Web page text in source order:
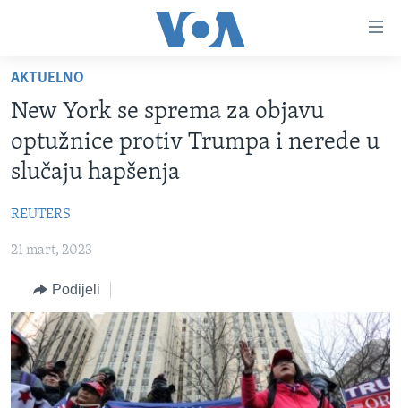
glavni
sadržaj
na
glavnu
Idi
na
TV PROGRAM
FOTOGRAFIJE DANA
VIJESTI
BOSNA I HERCEGOVINA
SVIJET
NAUKA I TEHNOLOGIJA
SPECIJALNI PROJEKTI
KORUPCIJA
SLOBODA MEDIJA
ŽENSKA STRANA
IZBJEGLIČKA STRANA
AKTUELNO
New York se sprema za objavu
optužnice protiv Trumpa i nerede u
slučaju hapšenja
REUTERS
21 mart, 2023
Podijeli